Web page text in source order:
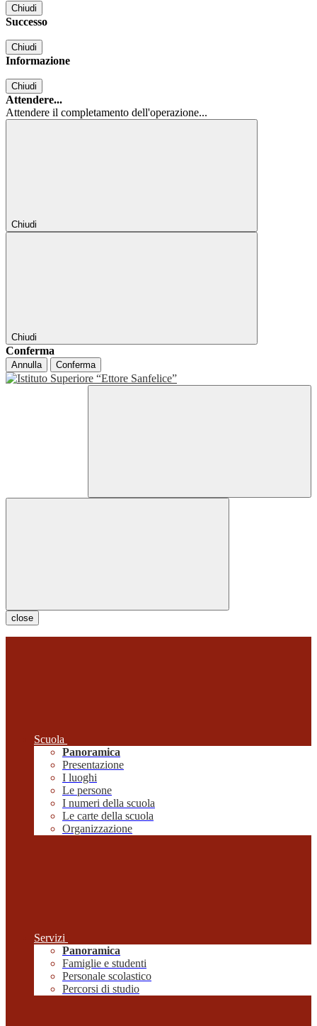
Chiudi
Successo
Chiudi
Informazione
Chiudi
Attendere...
Attendere il completamento dell'operazione...
Chiudi
Chiudi
Conferma
Annulla Conferma
close
Scuola
Panoramica
Presentazione
I luoghi
Le persone
I numeri della scuola
Le carte della scuola
Organizzazione
Servizi
Panoramica
Famiglie e studenti
Personale scolastico
Percorsi di studio